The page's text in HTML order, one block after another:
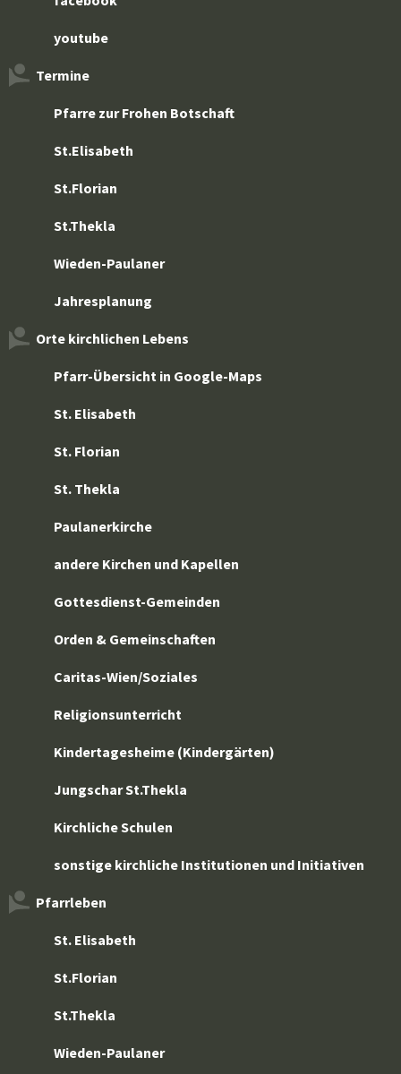
youtube
Termine
Pfarre zur Frohen Botschaft
St.Elisabeth
St.Florian
St.Thekla
Wieden-Paulaner
Jahresplanung
Orte kirchlichen Lebens
Pfarr-Übersicht in Google-Maps
St. Elisabeth
St. Florian
St. Thekla
Paulanerkirche
andere Kirchen und Kapellen
Gottesdienst-Gemeinden
Orden & Gemeinschaften
Caritas-Wien/Soziales
Religionsunterricht
Kindertagesheime (Kindergärten)
Jungschar St.Thekla
Kirchliche Schulen
sonstige kirchliche Institutionen und Initiativen
Pfarrleben
St. Elisabeth
St.Florian
St.Thekla
Wieden-Paulaner